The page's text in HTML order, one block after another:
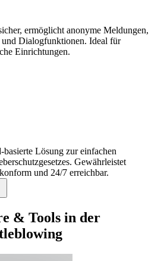
ermöglicht anonyme Meldungen,
und Dialogfunktionen. Ideal für
Einrichtungen.
Lösung zur einfachen
Gewährleistet
und 24/7 erreichbar.
& Tools in der